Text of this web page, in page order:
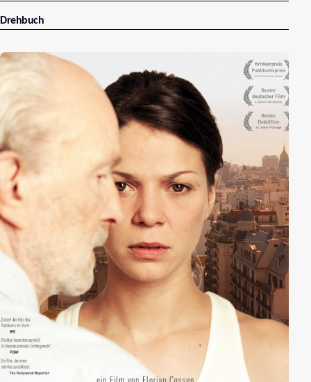
Drehbuch